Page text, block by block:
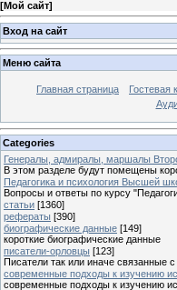
[Мой сайт]
Вход на сайт
Меню сайта
Главная страница Гостевая
Categories
Генералы, адмиралы, маршалы
В этом разделе будут помещены
Педагогика и психология Высшей
Вопросы и ответы по курсу
статьи [1360]
рефераты [390]
биографические данные [149]
короткие биографические данные
писатели-орловцы [123]
Писатели так или иначе связанные
современные подходы к изучению
современные подходы к изучению